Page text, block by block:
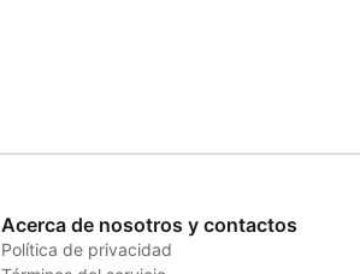
Acerca de nosotros y contactos
Política de privacidad